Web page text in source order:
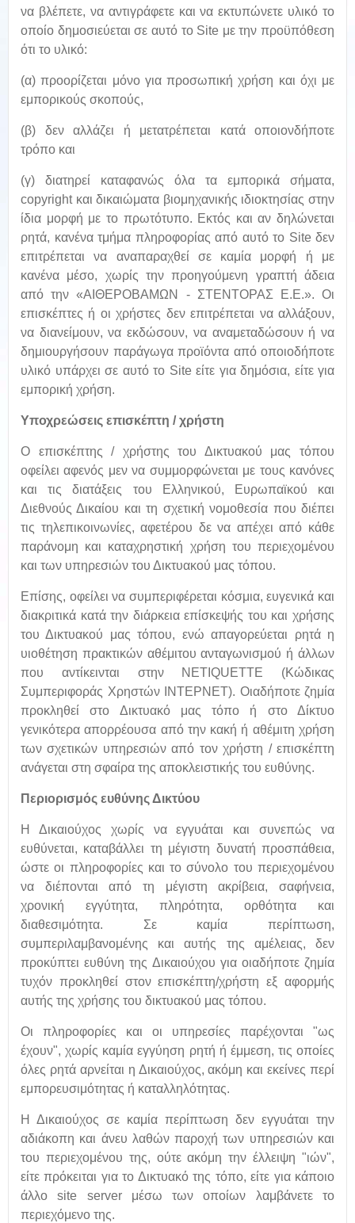
να βλέπετε, να αντιγράφετε και να εκτυπώνετε υλικό το
οποίο δημοσιεύεται σε αυτό το Site με την προϋπόθεση
ότι το υλικό:
(α) προορίζεται μόνο για προσωπική χρήση και όχι με
εμπορικούς σκοπούς,
(β) δεν αλλάζει ή μετατρέπεται κατά οποιονδήποτε
τρόπο και
(γ) διατηρεί καταφανώς όλα τα εμπορικά σήματα,
copyright και δικαιώματα βιομηχανικής ιδιοκτησίας στην
ίδια μορφή με το πρωτότυπο. Εκτός και αν δηλώνεται
ρητά, κανένα τμήμα πληροφορίας από αυτό το Site δεν
επιτρέπεται να αναπαραχθεί σε καμία μορφή ή με
κανένα μέσο, χωρίς την προηγούμενη γραπτή άδεια
από την «ΑΙΘΕΡΟΒΑΜΩΝ - ΣΤΕΝΤΟΡΑΣ Ε.Ε.». Οι
επισκέπτες ή οι χρήστες δεν επιτρέπεται να αλλάξουν,
να διανείμουν, να εκδώσουν, να αναμεταδώσουν ή να
δημιουργήσουν παράγωγα προϊόντα από οποιοδήποτε
υλικό υπάρχει σε αυτό το Site είτε για δημόσια, είτε για
εμπορική χρήση.
Υποχρεώσεις επισκέπτη / χρήστη
Ο επισκέπτης / χρήστης του Δικτυακού μας τόπου
οφείλει αφενός μεν να συμμορφώνεται με τους κανόνες
και τις διατάξεις του Ελληνικού, Ευρωπαϊκού και
Διεθνούς Δικαίου και τη σχετική νομοθεσία που διέπει
τις τηλεπικοινωνίες, αφετέρου δε να απέχει από κάθε
παράνομη και καταχρηστική χρήση του περιεχομένου
και των υπηρεσιών του Δικτυακού μας τόπου.
Επίσης, οφείλει να συμπεριφέρεται κόσμια, ευγενικά και
διακριτικά κατά την διάρκεια επίσκεψής του και χρήσης
του Δικτυακού μας τόπου, ενώ απαγορεύεται ρητά η
υιοθέτηση πρακτικών αθέμιτου ανταγωνισμού ή άλλων
που αντίκεινται στην NETIQUETTE (Κώδικας
Συμπεριφοράς Χρηστών ΙΝΤΕΡΝΕΤ). Οιαδήποτε ζημία
προκληθεί στο Δικτυακό μας τόπο ή στο Δίκτυο
γενικότερα απορρέουσα από την κακή ή αθέμιτη χρήση
των σχετικών υπηρεσιών από τον χρήστη / επισκέπτη
ανάγεται στη σφαίρα της αποκλειστικής του ευθύνης.
Περιορισμός ευθύνης Δικτύου
Η Δικαιούχος χωρίς να εγγυάται και συνεπώς να
ευθύνεται, καταβάλλει τη μέγιστη δυνατή προσπάθεια,
ώστε οι πληροφορίες και το σύνολο του περιεχομένου
να διέπονται από τη μέγιστη ακρίβεια, σαφήνεια,
χρονική εγγύτητα, πληρότητα, ορθότητα και
διαθεσιμότητα. Σε καμία περίπτωση,
συμπεριλαμβανομένης και αυτής της αμέλειας, δεν
προκύπτει ευθύνη της Δικαιούχου για οιαδήποτε ζημία
τυχόν προκληθεί στον επισκέπτη/χρήστη εξ αφορμής
αυτής της χρήσης του δικτυακού μας τόπου.
Οι πληροφορίες και οι υπηρεσίες παρέχονται "ως
έχουν", χωρίς καμία εγγύηση ρητή ή έμμεση, τις οποίες
όλες ρητά αρνείται η Δικαιούχος, ακόμη και εκείνες περί
εμπορευσιμότητας ή καταλληλότητας.
Η Δικαιούχος σε καμία περίπτωση δεν εγγυάται την
αδιάκοπη και άνευ λαθών παροχή των υπηρεσιών και
του περιεχομένου της, ούτε ακόμη την έλλειψη "ιών",
είτε πρόκειται για το Δικτυακό της τόπο, είτε για κάποιο
άλλο site server μέσω των οποίων λαμβάνετε το
περιεχόμενο της.